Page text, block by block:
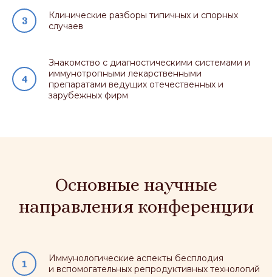
Клинические разборы типичных и спорных
случаев
Знакомство с диагностическими системами и
иммунотропными лекарственными
препаратами ведущих отечественных и
зарубежных фирм
Основные научные
направления конференции
Иммунологические аспекты бесплодия
и вспомогательных репродуктивных технологий